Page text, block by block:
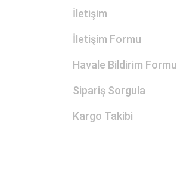
İletişim
İletişim Formu
Havale Bildirim Formu
Sipariş Sorgula
Kargo Takibi